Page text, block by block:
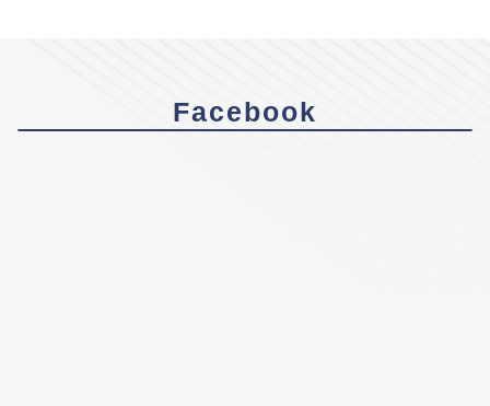
Facebook